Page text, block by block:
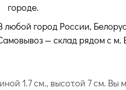
городе.
любой город России,
— склад рядом с м.
1.7 cм., высотой 7 cм. Вы